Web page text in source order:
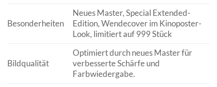
Besonderheiten
Neues Master, Special Extended-
Edition, Wendecover im Kinoposter-
Look, limitiert auf 999 Stück
Bildqualität
Optimiert durch neues Master für
verbesserte Schärfe und
Farbwiedergabe.